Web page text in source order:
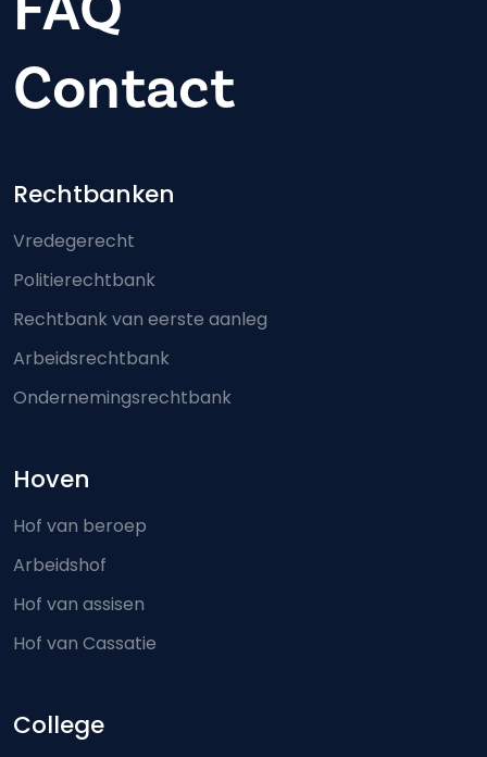
Contact
Footer-menu
Rechtbanken
Vredegerecht
Politierechtbank
Rechtbank van eerste aanleg
Arbeidsrechtbank
Ondernemingsrechtbank
Hoven
Hof van beroep
Arbeidshof
Hof van assisen
Hof van Cassatie
College